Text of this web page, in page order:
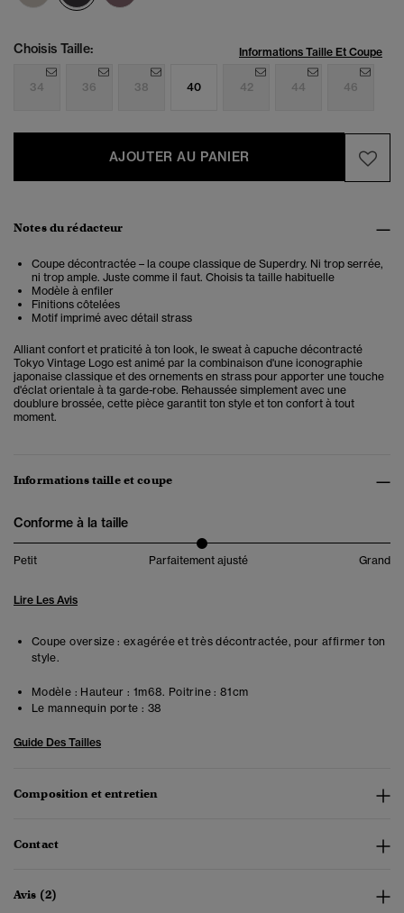
Choisis Taille: Informations Taille Et Coupe
34 36 38 40 42 44 46
AJOUTER AU PANIER
Notes du rédacteur
Coupe décontractée – la coupe classique de Superdry. Ni trop serrée,
ni trop ample. Juste comme il faut. Choisis ta taille habituelle
Modèle à enfiler
Finitions côtelées
Motif imprimé avec détail strass
Alliant confort et praticité à ton look, le sweat à capuche décontracté
Tokyo Vintage Logo est animé par la combinaison d'une iconographie
japonaise classique et des ornements en strass pour apporter une touche
d'éclat orientale à ta garde-robe. Rehaussée simplement avec une
doublure brossée, cette pièce garantit ton style et ton confort à tout
moment.
Informations taille et coupe
Conforme à la taille
Petit Parfaitement ajusté Grand
Lire Les Avis
Coupe oversize : exagérée et très décontractée, pour affirmer ton
style.
Modèle : Hauteur : 1m68. Poitrine : 81cm
Le mannequin porte : 38
Guide Des Tailles
Composition et entretien
Contact
Avis (2)